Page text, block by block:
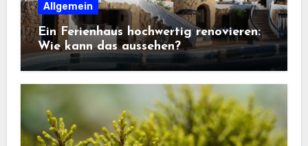
Allgemein
Ein Ferienhaus hochwertig renovieren:
Wie kann das aussehen?